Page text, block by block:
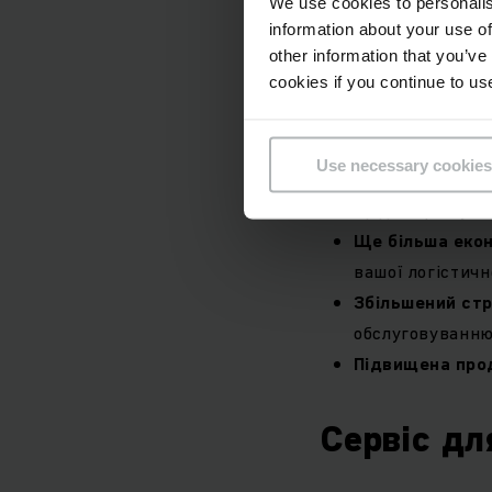
information about your use
other information that
cookies if you continue to
Use necessary
Огляд
Максимальна
Ще більша
вашої
Збільшений
Підвищена
Сервіс